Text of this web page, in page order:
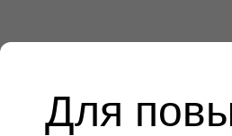
Для